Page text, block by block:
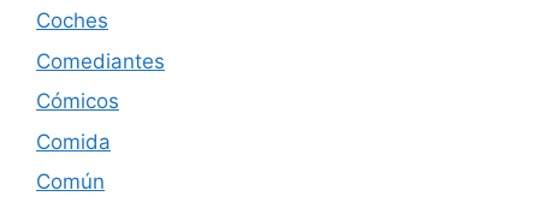
Coches
Comediantes
Cómicos
Comida
Común